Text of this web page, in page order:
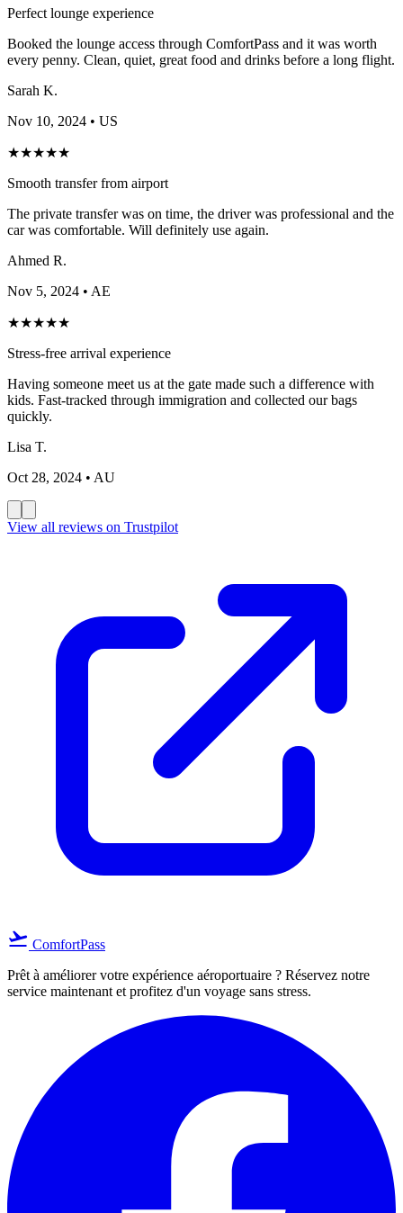
Perfect lounge experience
Booked the lounge access through ComfortPass and it was worth
every penny. Clean, quiet, great food and drinks before a long flight.
Sarah K.
Nov 10, 2024 • US
★★★★★
Smooth transfer from airport
The private transfer was on time, the driver was professional and the
car was comfortable. Will definitely use again.
Ahmed R.
Nov 5, 2024 • AE
★★★★★
Stress-free arrival experience
Having someone meet us at the gate made such a difference with
kids. Fast-tracked through immigration and collected our bags
quickly.
Lisa T.
Oct 28, 2024 • AU
View all reviews on Trustpilot
flight_takeoff ComfortPass
Prêt à améliorer votre expérience aéroportuaire ? Réservez notre
service maintenant et profitez d'un voyage sans stress.